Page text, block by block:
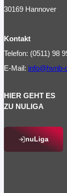
30169 Hannover
Kontakt
Telefon: (0511) 98
E-Mail: info@hvnb-
HIER GEHT ES
ZU NULIGA
nuLiga